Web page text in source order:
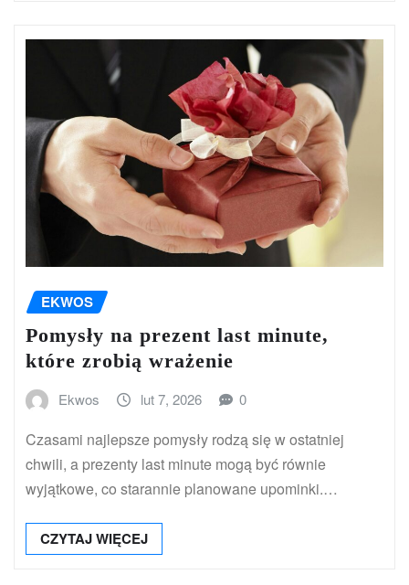
EKWOS
Pomysły na prezent last minute,
które zrobią wrażenie
Ekwos lut 7, 2026 0
Czasami najlepsze pomysły rodzą się w ostatniej
chwili, a prezenty last minute mogą być równie
wyjątkowe, co starannie planowane upominki.…
CZYTAJ WIĘCEJ